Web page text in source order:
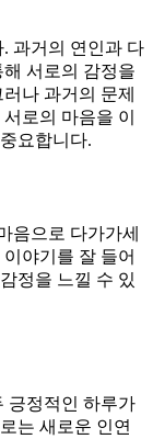
과거의 연인과 다
서로의 감정을
나 과거의 문제
로의 마음을 이
요합니다.
음으로 다가가세
야기를 잘 들어
정을 느낄 수 있
긍정적인 하루가
는 새로운 인연